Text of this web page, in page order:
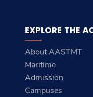
EXPLORE THE
About AASTMT
Maritime
Admission
Campuses